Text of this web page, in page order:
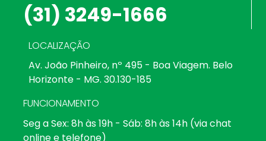
(31) 3249-1666
LOCALIZAÇÃO
Av. João Pinheiro, nº 495 - Boa Viagem. Belo
Horizonte - MG. 30.130-185
FUNCIONAMENTO
Seg a Sex: 8h às 19h - Sáb: 8h às 14h (via chat
online e telefone)